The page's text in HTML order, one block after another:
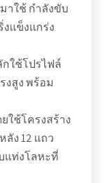
าใช้ กำลังขับ
แข็งแกร่ง
ใช้โปรไฟล์
สูง พร้อม
ใช้โครงสร้าง
ง 12 แถว
แท่งโลหะที่